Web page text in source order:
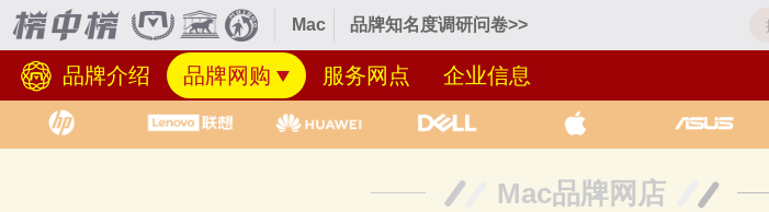
Mac 品牌知名度调研问卷>>
品牌介绍 品牌网购 服务网点 企业信息
Mac品牌网店